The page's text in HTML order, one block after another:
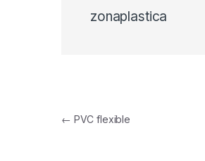
zonaplastica
Navegación de
← PVC flexible